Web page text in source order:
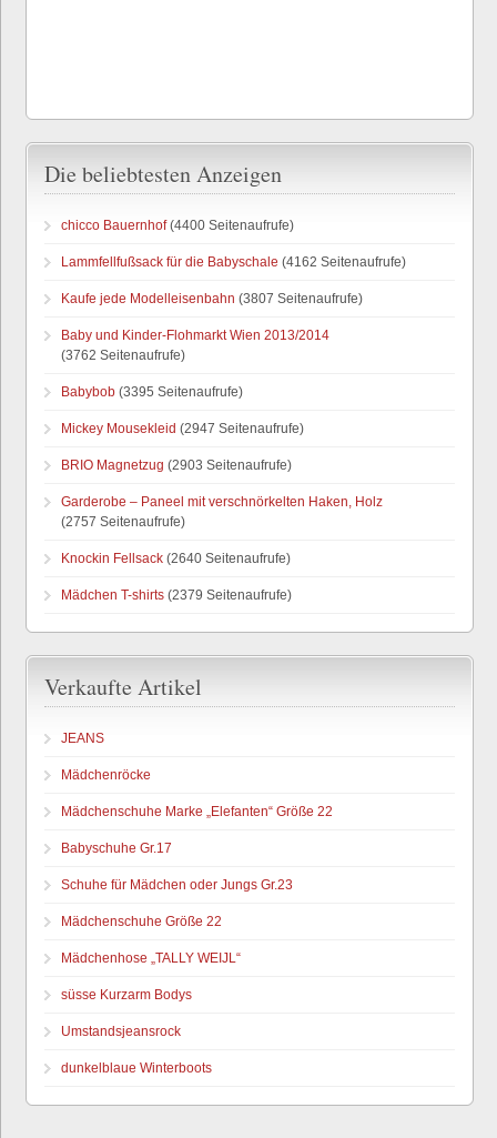
Die beliebtesten Anzeigen
chicco Bauernhof(4400 Seitenaufrufe)
Lammfellfußsack für die Babyschale (4162 Seitenaufrufe)
Kaufe jede Modelleisenbahn (3807 Seitenaufrufe)
Baby und Kinder-Flohmarkt Wien 2013/2014
(3762 Seitenaufrufe)
Babybob (3395 Seitenaufrufe)
Mickey Mousekleid (2947 Seitenaufrufe)
BRIO Magnetzug (2903 Seitenaufrufe)
Garderobe – Paneel mit verschnörkelten Haken, Holz
(2757 Seitenaufrufe)
Knockin Fellsack (2640 Seitenaufrufe)
Mädchen T-shirts (2379 Seitenaufrufe)
Verkaufte Artikel
JEANS
Mädchenröcke
Mädchenschuhe Marke „Elefanten“ Größe 22
Babyschuhe Gr.17
Schuhe für Mädchen oder Jungs Gr.23
Mädchenschuhe Größe 22
Mädchenhose „TALLY WEIJL“
süsse Kurzarm Bodys
Umstandsjeansrock
dunkelblaue Winterboots